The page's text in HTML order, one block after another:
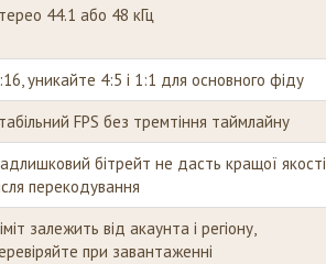
44.1 або 48 кГц
уникайте 4:5 і 1:1 для основного фіду
FPS без тремтіння таймлайну
бітрейт не дасть кращої якості
перекодування
залежить від акаунта і регіону,
при завантаженні